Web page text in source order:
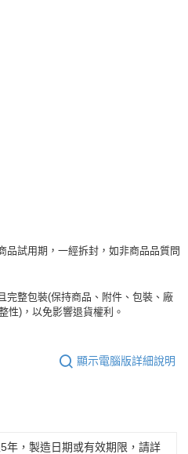
品試用期，一經拆封，如非商品品質問
完整包裝(保持商品、附件、包裝、廠
性)，以免影響退貨權利。
顯示電腦版詳細說明
年，製造日期或有效期限，請詳